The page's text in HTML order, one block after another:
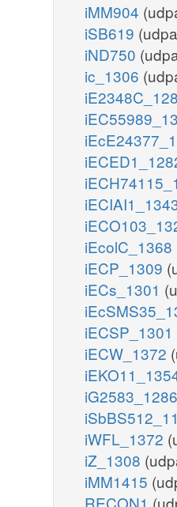
iMM904
iSB619
iND750
ic_1306
iEcolC_1368
iECP_1309
iECs_1301
iECSP_1301
iECW_1372
iG2583_1286
iWFL_1372
iZ_1308
iMM1415